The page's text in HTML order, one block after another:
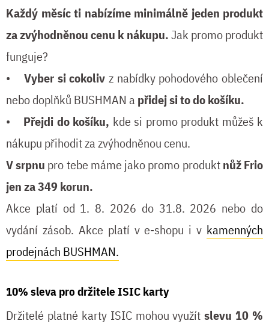
Každý měsíc ti nabízíme minimálně jeden produkt
za zvýhodněnou cenu k nákupu.Jak promo produkt
funguje?
• Vyber si cokoliv z nabídky pohodového oblečení
nebo doplňků BUSHMAN apřidej si to do košíku.
• Přejdi do košíku, kde si promo produkt můžeš k
nákupu přihodit za zvýhodněnou cenu.
V srpnu pro tebe máme jako promo produktnůž Frio
jen za 349 korun.
Akce platí od 1. 8. 2026 do 31.8. 2026 nebo do
vydání zásob. Akce platí v e-shopu i v kamenných
prodejnách BUSHMAN.
10% sleva pro držitele ISIC karty
Držitelé platné karty ISIC mohou využítslevu 10 %